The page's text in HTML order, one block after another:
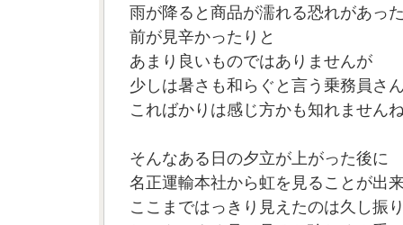
雨が降ると商品が濡れる恐れがあっ
前が見辛かったりと
あまり良いものではありませんが
少しは暑さも和らぐと言う乗務員さ
こればかりは感じ方かも知れません
そんなある日の夕立が上がった後に
名正運輸本社から虹を見ることが出
ここまではっきり見えたのは久し振